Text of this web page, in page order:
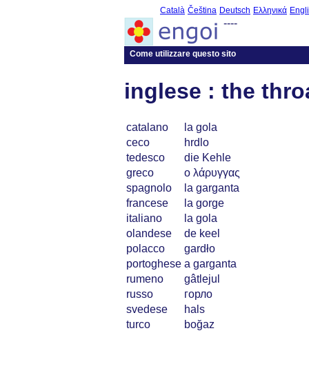
Català Čeština Deutsch Ελληνικά
----
Come utilizzare questo sito
inglese : the
catalano
la gola
ceco
hrdlo
tedesco
die Kehle
greco
ο λάρυγγας
spagnolo
la garganta
francese
la gorge
italiano
la gola
olandese
de keel
polacco
gardło
portoghese a garganta
rumeno
gâtlejul
russo
горло
svedese
hals
turco
boğaz